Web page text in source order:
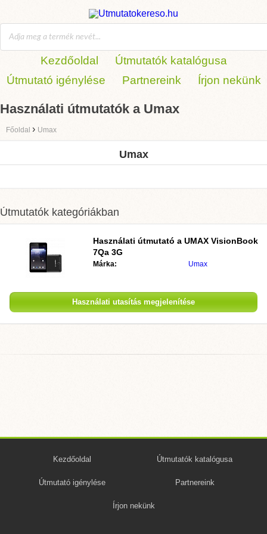
Kezdőoldal
Útmutatók katalógusa
Útmutató igénylése
Partnereink Írjon nekünk
Használati útmutatók a Umax
Főoldal › Umax
Umax
Útmutatók kategóriákban
Használati útmutató a UMAX VisionBook
7Qa 3G
Márka: Umax
Használati utasítás megjelenítése
Kezdőoldal Útmutatók katalógusa
Útmutató igénylése Partnereink
Írjon nekünk